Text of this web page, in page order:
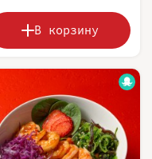
В корзину